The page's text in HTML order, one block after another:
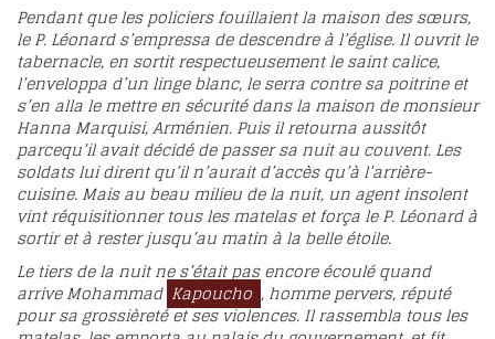
Pendant que les policiers fouillaient la maison des sœurs,
le P. Léonard s’empressa de descendre à l’église. Il ouvrit le
tabernacle, en sortit respectueusement le saint calice,
l’enveloppa d’un linge blanc, le serra contre sa poitrine et
s’en alla le mettre en sécurité dans la maison de monsieur
Hanna Marquisi, Arménien. Puis il retourna aussitôt
parcequ’il avait décidé de passer sa nuit au couvent. Les
soldats lui dirent qu’il n’aurait d’accès qu’à l’arrière-
cuisine. Mais au beau milieu de la nuit, un agent insolent
vint réquisitionner tous les matelas et força le P. Léonard à
sortir et à rester jusqu’au matin à la belle étoile.
Le tiers de la nuit ne s’était pas encore écoulé quand
arrive Mohammad Kapoucho , homme pervers, réputé
pour sa grossièreté et ses violences. Il rassembla tous les